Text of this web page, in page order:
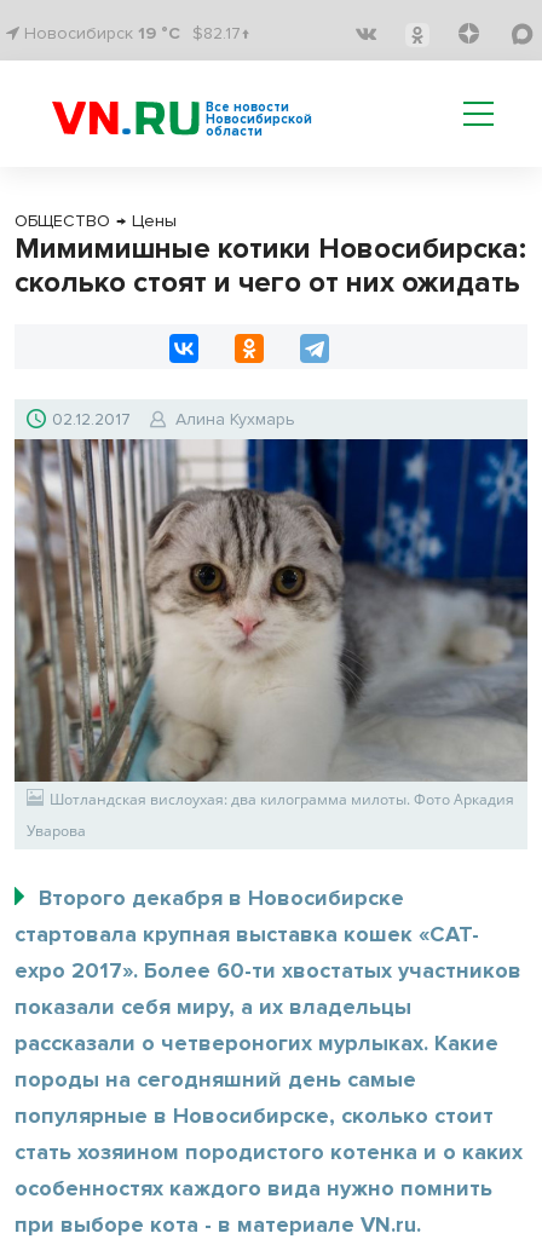
Новосибирск 19 °C $82.17↑
Все новости
Новосибирской
области
ОБЩЕСТВО → Цены
Мимимишные котики Новосибирска:
сколько стоят и чего от них ожидать
02.12.2017 Алина Кухмарь
Шотландская вислоухая: два килограмма милоты. Фото Аркадия
Уварова
Второго декабря в Новосибирске
стартовала крупная выставка кошек «CAT-
expo 2017». Более 60-ти хвостатых участников
показали себя миру, а их владельцы
рассказали о четвероногих мурлыках. Какие
породы на сегодняшний день самые
популярные в Новосибирске, сколько стоит
стать хозяином породистого котенка и о каких
особенностях каждого вида нужно помнить
при выборе кота - в материале VN.ru.